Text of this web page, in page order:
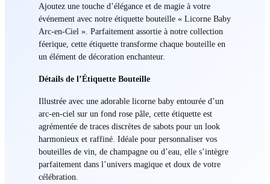
Ajoutez une touche d’élégance et de magie à votre
événement avec notre étiquette bouteille « Licorne Baby
Arc-en-Ciel ». Parfaitement assortie à notre collection
féerique, cette étiquette transforme chaque bouteille en
un élément de décoration enchanteur.
Détails de l’Étiquette Bouteille
Illustrée avec une adorable licorne baby entourée d’un
arc-en-ciel sur un fond rose pâle, cette étiquette est
agrémentée de traces discrètes de sabots pour un look
harmonieux et raffiné. Idéale pour personnaliser vos
bouteilles de vin, de champagne ou d’eau, elle s’intègre
parfaitement dans l’univers magique et doux de votre
célébration.